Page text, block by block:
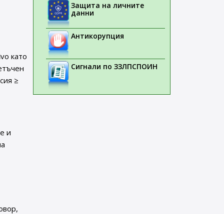
като
≥
и
Защита на личните
данни
Антикорупция
Сигнали по ЗЗЛПСПОИН